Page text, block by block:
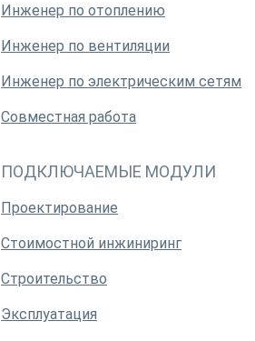
Инженер по отоплению
Инженер по вентиляции
Инженер по электрическим сетям
Совместная работа
ПОДКЛЮЧАЕМЫЕ МОДУЛИ
Проектирование
Стоимостной инжиниринг
Строительство
Эксплуатация